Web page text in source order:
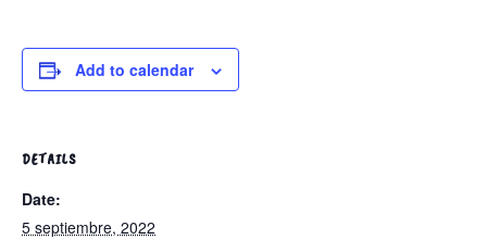
Add to calendar
DETAILS
Date:
5 septiembre, 2022